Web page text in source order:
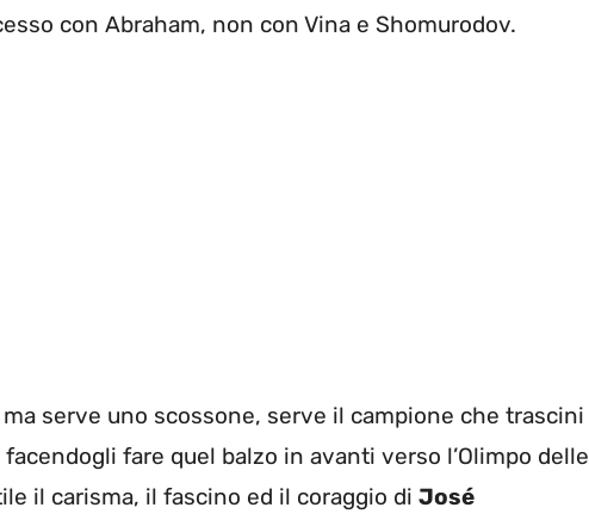
con Abraham, non con Vina e Shomurodov.
serve uno scossone, serve il campione che trascini
fare quel balzo in avanti verso l’Olimpo delle
il carisma, il fascino ed il coraggio di José